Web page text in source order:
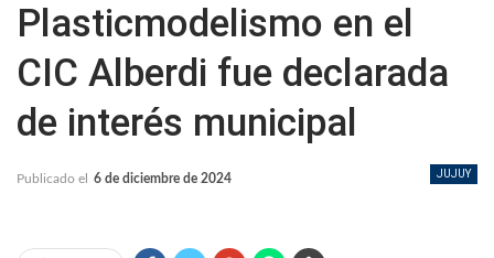
Plasticmodelismo en el
CIC Alberdi fue declarada
de interés municipal
JUJUY
Publicado el 6 de diciembre de 2024